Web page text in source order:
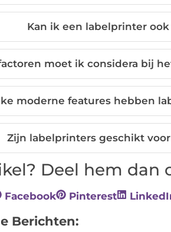
Kan ik een labelprinter
moet ik considera bij
moderne features hebben
Zijn labelprinters geschikt
Deel hem dan
Facebook Pinterest
Berichten: